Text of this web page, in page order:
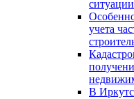
учета
В